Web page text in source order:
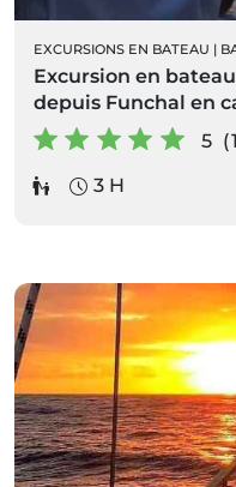
EXCURSIONS EN BATEAU |
Excursion en
depuis Funchal en
5
3 H